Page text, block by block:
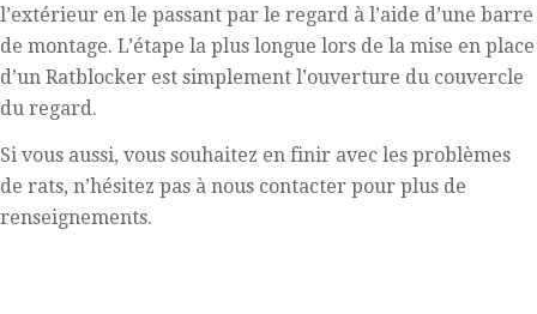
l’extérieur en le passant par le regard à l’aide d’une barre
de montage. L’étape la plus longue lors de la mise en place
d’un Ratblocker est simplement l’ouverture du couvercle
du regard.
Si vous aussi, vous souhaitez en finir avec les problèmes
de rats, n’hésitez pas à nous contacter pour plus de
renseignements.